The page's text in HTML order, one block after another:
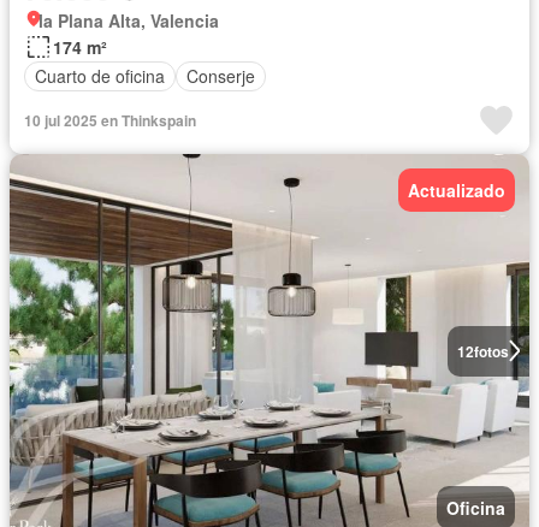
la Plana Alta, Valencia
174 m²
Cuarto de oficina
Conserje
10 jul 2025 en Thinkspain
12fotos
Actualizado
Oficina